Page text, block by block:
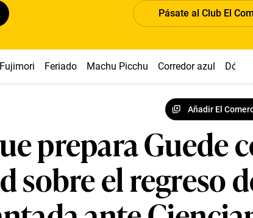
Pásate al Club El
Feriado Machu Picchu Corredor azul Dólar
Añadir El
prepara Guede
sobre el regreso